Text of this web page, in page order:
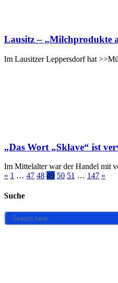
Lausitz – „Milchprodukte
Im Lausitzer Leppersdorf hat
„Das Wort „Sklave“ ist
Im Mittelalter war der Handel mit
« 1 … 47 48 49 50 51 … 147 »
Suche